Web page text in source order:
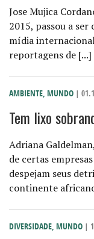
Jose Mujica
2015, passou a
mídia
reportagens de [...]
AMBIENTE, MUNDO |
Tem lixo
Adriana
de certas
despejam seus
continente
DIVERSIDADE, MUNDO |